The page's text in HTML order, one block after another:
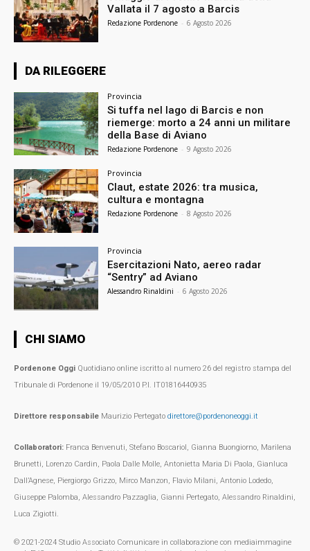
Vallata il 7 agosto a Barcis
Redazione Pordenone - 6 Agosto 2026
DA RILEGGERE
Provincia
Si tuffa nel lago di Barcis e non
riemerge: morto a 24 anni un militare
della Base di Aviano
Redazione Pordenone - 9 Agosto 2026
Provincia
Claut, estate 2026: tra musica,
cultura e montagna
Redazione Pordenone - 8 Agosto 2026
Provincia
Esercitazioni Nato, aereo radar
“Sentry” ad Aviano
Alessandro Rinaldini - 6 Agosto 2026
CHI SIAMO
Pordenone Oggi Quotidiano online iscritto al numero 26 del registro stampa del
Tribunale di Pordenone il 19/05/2010 P.I. IT01816440935
Direttore responsabile Maurizio Pertegato direttore@pordenoneoggi.it
Collaboratori: Franca Benvenuti, Stefano Boscariol, Gianna Buongiorno, Marilena
Brunetti, Lorenzo Cardin, Paola Dalle Molle, Antonietta Maria Di Paola, Gianluca
Dall’Agnese, Piergiorgo Grizzo, Mirco Manzon, Flavio Milani, Antonio Lodedo,
Giuseppe Palomba, Alessandro Pazzaglia, Gianni Pertegato, Alessandro Rinaldini,
Luca Zigiotti.
© 2021-2024 Studio Associato Comunicare in collaborazione con mediaimmagine